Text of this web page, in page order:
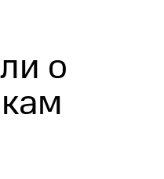
о